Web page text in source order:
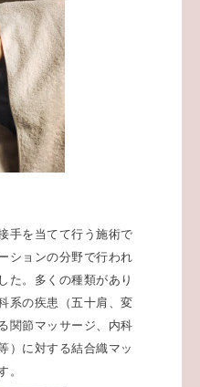
手を当てて行う施術で
ションの分野で行われ
た。多くの種類があり
系の疾患（五十肩、変
関節マッサージ、内科
）に対する結合織マッ
。